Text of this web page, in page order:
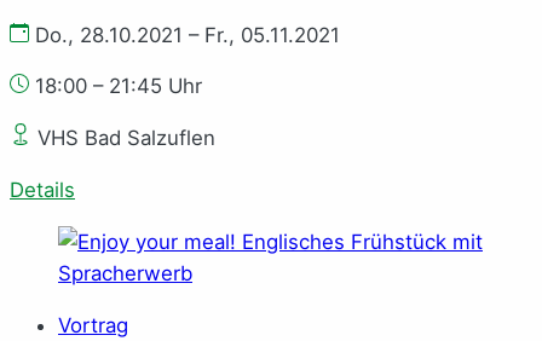
Do., 28.10.2021 – Fr., 05.11.2021
18:00 – 21:45 Uhr
VHS Bad Salzuflen
Details
Vortrag